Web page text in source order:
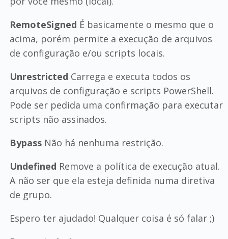
RemoteSigned É basicamente o mesmo que o
acima, porém permite a execução de arquivos
de configuração e/ou scripts locais.
Unrestricted Carrega e executa todos os
arquivos de configuração e scripts PowerShell.
Pode ser pedida uma confirmação para executar
scripts não assinados.
BypassNão há nenhuma restrição.
Undefined Remove a política de execução atual.
A não ser que ela esteja definida numa diretiva
de grupo.
Espero ter ajudado! Qualquer coisa é só falar ;)